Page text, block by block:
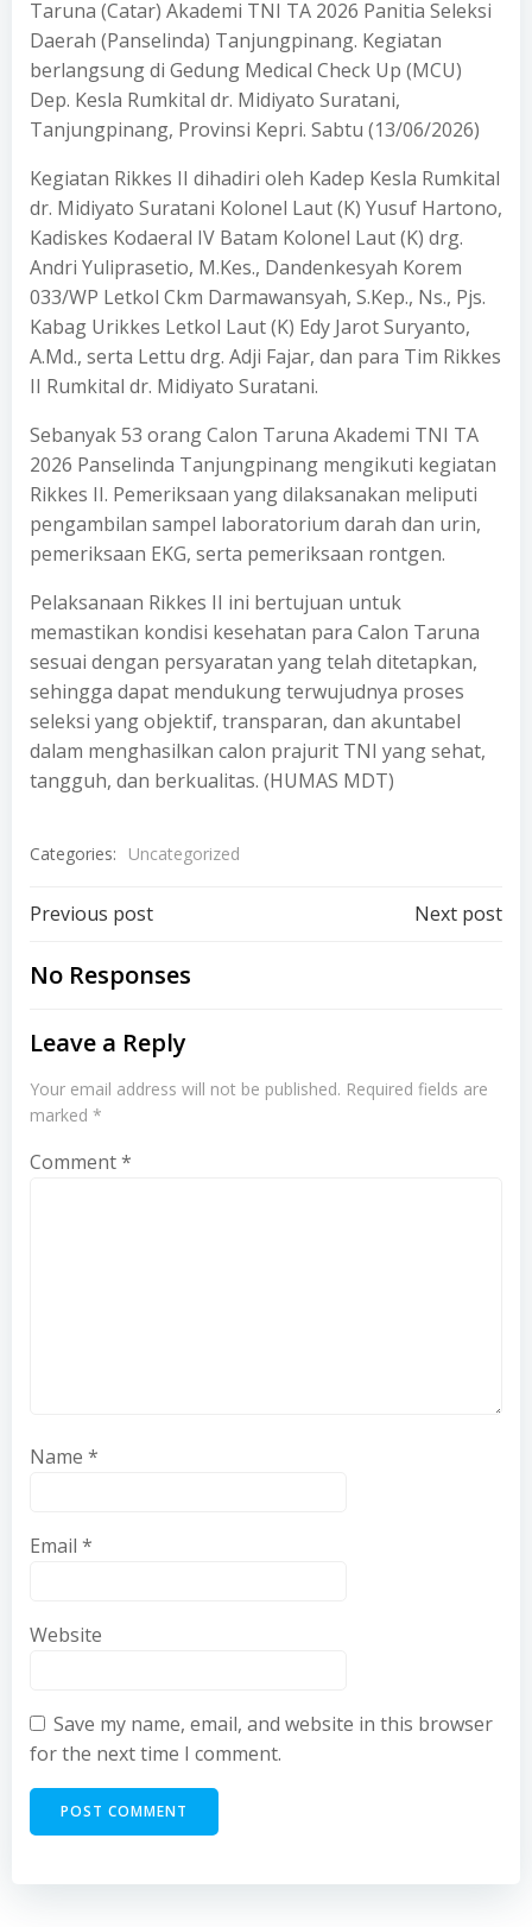
Taruna (Catar) Akademi TNI TA 2026 Panitia Seleksi
Daerah (Panselinda) Tanjungpinang. Kegiatan
berlangsung di Gedung Medical Check Up (MCU)
Dep. Kesla Rumkital dr. Midiyato Suratani,
Tanjungpinang, Provinsi Kepri. Sabtu (13/06/2026)
Kegiatan Rikkes II dihadiri oleh Kadep Kesla Rumkital
dr. Midiyato Suratani Kolonel Laut (K) Yusuf Hartono,
Kadiskes Kodaeral IV Batam Kolonel Laut (K) drg.
Andri Yuliprasetio, M.Kes., Dandenkesyah Korem
033/WP Letkol Ckm Darmawansyah, S.Kep., Ns., Pjs.
Kabag Urikkes Letkol Laut (K) Edy Jarot Suryanto,
A.Md., serta Lettu drg. Adji Fajar, dan para Tim Rikkes
II Rumkital dr. Midiyato Suratani.
Sebanyak 53 orang Calon Taruna Akademi TNI TA
2026 Panselinda Tanjungpinang mengikuti kegiatan
Rikkes II. Pemeriksaan yang dilaksanakan meliputi
pengambilan sampel laboratorium darah dan urin,
pemeriksaan EKG, serta pemeriksaan rontgen.
Pelaksanaan Rikkes II ini bertujuan untuk
memastikan kondisi kesehatan para Calon Taruna
sesuai dengan persyaratan yang telah ditetapkan,
sehingga dapat mendukung terwujudnya proses
seleksi yang objektif, transparan, dan akuntabel
dalam menghasilkan calon prajurit TNI yang sehat,
tangguh, dan berkualitas. (HUMAS MDT)
Categories: Uncategorized
Post
navigation
Previous post Next post
No Responses
Leave a Reply
Your email address will not be published. Required fields are
marked *
Comment*
Name *
Email *
Website
Save my name, email, and website in this browser
for the next time I comment.